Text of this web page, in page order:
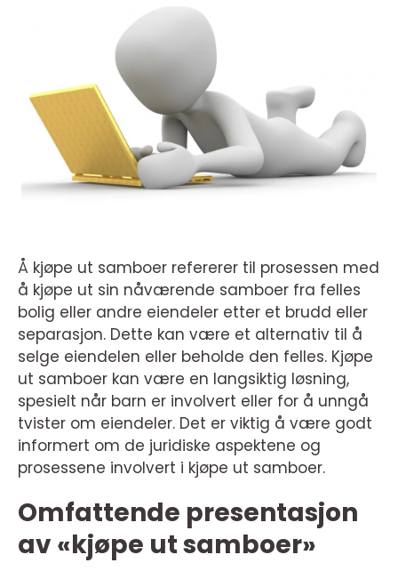
Å kjøpe ut samboer refererer til prosessen med
å kjøpe ut sin nåværende samboer fra felles
bolig eller andre eiendeler etter et brudd eller
separasjon. Dette kan være et alternativ til å
selge eiendelen eller beholde den felles. Kjøpe
ut samboer kan være en langsiktig løsning,
spesielt når barn er involvert eller for å unngå
tvister om eiendeler. Det er viktig å være godt
informert om de juridiske aspektene og
prosessene involvert i kjøpe ut samboer.
Omfattende presentasjon
av «kjøpe ut samboer»